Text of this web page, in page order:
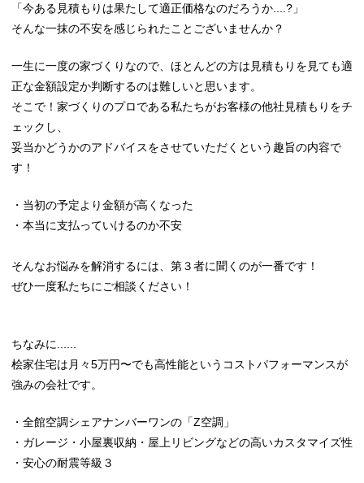
「今ある見積もりは果たして適正価格なのだろうか....?」
そんな一抹の不安を感じられたことございませんか？
一生に一度の家づくりなので、 ほとんどの方は 見積もりを見ても適
正な金額設定か判断するのは難しいと思います。
そこで！ 家づくりのプロである私たちがお客様の他社見積もりをチ
ェックし、
妥当かどうかのアドバイスをさせていただくという趣旨の内容で
す！
・当初の予定より金額が高くなった
・本当に支払っていけるのか不安
そんなお悩みを解消するには、第３者に聞くのが一番です！
ぜひ一度私たちにご相談ください！
ちなみに......
桧家住宅は 月々5万円〜でも高性能というコストパフォーマンスが
強みの会社です。
・全館空調シェアナンバーワンの「Z空調」
・ガレージ・小屋裏収納・屋上リビングなどの高いカスタマイズ性
・安心の耐震等級３